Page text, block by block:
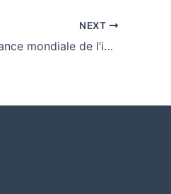
NEXT
Sommet AI en Inde : Vers une gouvernance mondiale de l’intelligence artificielle